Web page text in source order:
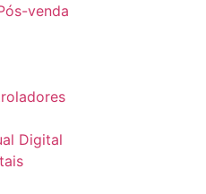
venda
Digital